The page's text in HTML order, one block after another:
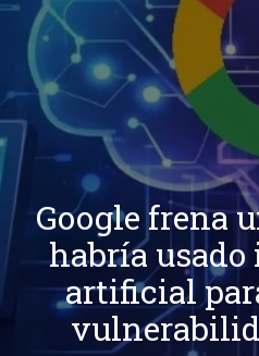
Google frena
habría
artificial